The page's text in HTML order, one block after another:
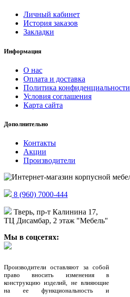
Личный кабинет
История заказов
Закладки
Информация
О нас
Оплата и доставка
Политика конфиденциальности
Условия соглашения
Карта сайта
Дополнительно
Контакты
Акции
Производители
8 (960) 7000-444
Тверь, пр-т Калинина 17,
ТЦ Дисамбар, 2 этаж "Мебель"
Мы в соцсетях:
Производители оставляют за собой
право вносить изменения в
конструкцию изделий, не влияющие
на ее функциональность и